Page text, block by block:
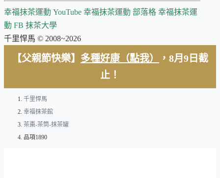
幸福抹茶運動 YouTube 幸福抹茶運動 部落格 幸福抹茶運
動 FB 抹茶大學
千里悍馬 © 2008~2026
【父親節快樂】 多種好康（點我）
，8月9日截
止！
千里悍馬
幸福抹茶館
茶棗-茶筒-抹茶罐
品項1890